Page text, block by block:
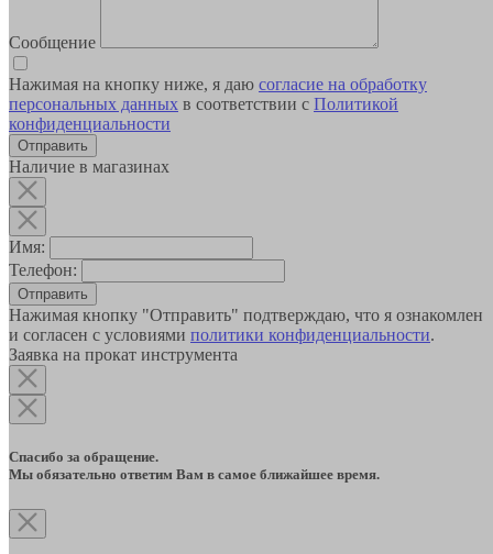
Сообщение
Нажимая на кнопку ниже, я даю согласие на обработку
персональных данных в соответствии с Политикой
конфиденциальности
Наличие в магазинах
Имя:
Телефон:
Отправить
Нажимая кнопку "Отправить" подтверждаю, что я ознакомлен
и согласен с условиями политики конфиденциальности.
Заявка на прокат инструмента
Спасибо за обращение.
Мы обязательно ответим Вам в самое ближайшее время.